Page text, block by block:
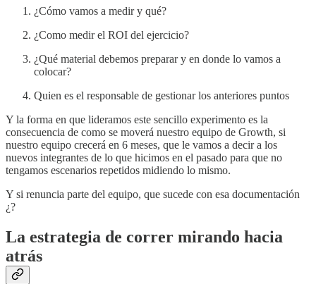
¿Cómo vamos a medir y qué?
¿Como medir el ROI del ejercicio?
¿Qué material debemos preparar y en donde lo vamos a
colocar?
Quien es el responsable de gestionar los anteriores puntos
Y la forma en que lideramos este sencillo experimento es la
consecuencia de como se moverá nuestro equipo de Growth, si
nuestro equipo crecerá en 6 meses, que le vamos a decir a los
nuevos integrantes de lo que hicimos en el pasado para que no
tengamos escenarios repetidos midiendo lo mismo.
Y si renuncia parte del equipo, que sucede con esa documentación
¿?
La estrategia de correr mirando hacia
atrás